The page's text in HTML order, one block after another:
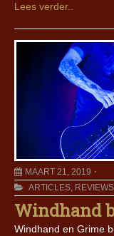
Lees verder..
MAART 21, 2019
ARTICLES, REVIEWS
Windhand
Windhand en Grime